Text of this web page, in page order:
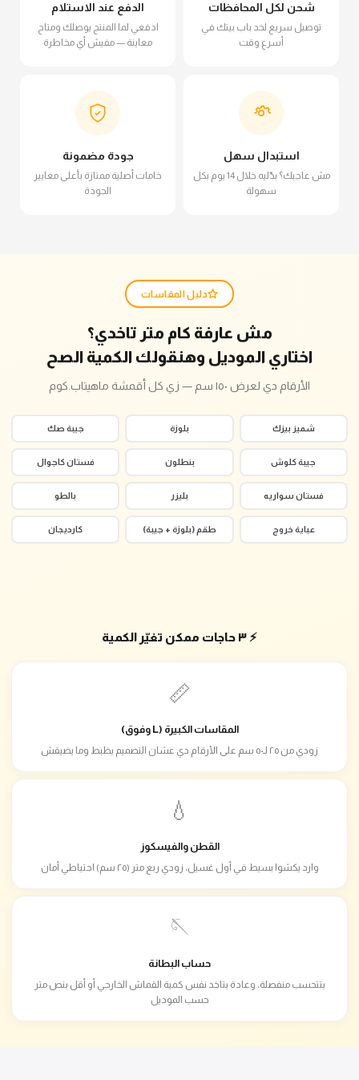
شحن لكل المحافظات
توصيل سريع لحد باب بيتك في
أسرع وقت
الدفع عند الاستلام
ادفعي لما المنتج يوصلك ومتاح
معاينة — مفيش أي مخاطرة
استبدال سهل
مش عاجبك؟ بدّليه خلال 14 يوم بكل
سهولة
جودة مضمونة
خامات أصلية ممتازة بأعلى معايير
الجودة
دليل المقاسات
مش عارفة كام متر تاخدي؟
اختاري الموديل وهنقولك الكمية الصح
الأرقام دي لعرض ١٥٠ سم — زي كل أقمشة ماهيتاب.كوم
شميز بيزك بلوزة جيبة صك
جيبة كلوش بنطلون فستان كاجوال
فستان سواريه بليزر بالطو
عباية خروج طقم (بلوزة + جيبة) كارديجان
⚡ ٣ حاجات ممكن تغيّر الكمية
📏
المقاسات الكبيرة (L وفوق)
زودي من ٢٥ لـ٥٠ سم على الأرقام دي عشان التصميم يظبط وما يضيقش
💧
القطن والفيسكوز
وارد يكشوا بسيط في أول غسيل، زودي ربع متر (٢٥ سم) احتياطي أمان
🪡
حساب البطانة
بتتحسب منفصلة، وعادة بتاخد نفس كمية القماش الخارجي أو أقل بنص متر
حسب الموديل